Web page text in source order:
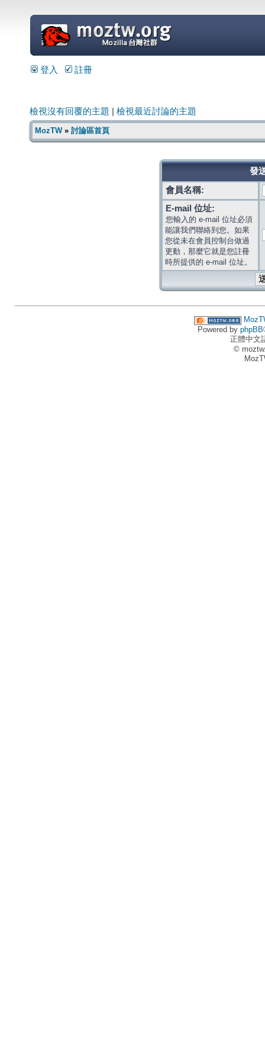
=
登入 註冊
檢視沒有回覆的主題 檢視最近討論的主題
MozTW» 討論區首頁
發
會員名稱:
E-mail 位址:
您輸入的 e-mail 位址必須
能讓我們聯絡到您。如果
您從未在會員控制台做過
更動，那麼它就是您註冊
時所提供的 e-mail 位址。
Powered by phpBB
正體中文
©